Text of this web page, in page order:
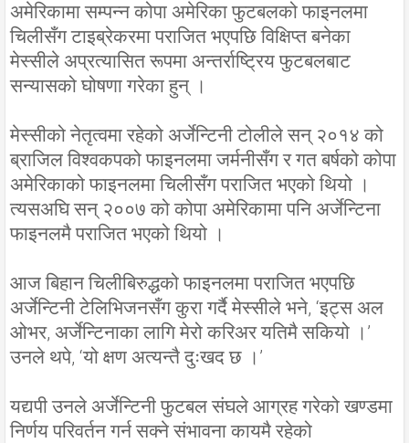
अमेरिकामा सम्पन्न कोपा अमेरिका फुटबलको फाइनलमा
चिलीसँग टाइब्रेकरमा पराजित भएपछि विक्षिप्त बनेका
मेस्सीले अप्रत्यासित रूपमा अन्तर्राष्ट्रिय फुटबलबाट
सन्यासको घोषणा गरेका हुन् ।
मेस्सीको नेतृत्वमा रहेको अर्जेन्टिनी टोलीले सन् २०१४ को
ब्राजिल विश्वकपको फाइनलमा जर्मनीसँग र गत बर्षको कोपा
अमेरिकाको फाइनलमा चिलीसँग पराजित भएको थियो ।
त्यसअघि सन् २००७ को कोपा अमेरिकामा पनि अर्जेन्टिना
फाइनलमै पराजित भएको थियो ।
आज बिहान चिलीबिरुद्धको फाइनलमा पराजित भएपछि
अर्जेन्टिनी टेलिभिजनसँग कुरा गर्दै मेस्सीले भने, ‘इट्स अल
ओभर, अर्जेन्टिनाका लागि मेरो करिअर यतिमै सकियो ।’
उनले थपे, ‘यो क्षण अत्यन्तै दुःखद छ ।’
यद्यपी उनले अर्जेन्टिनी फुटबल संघले आग्रह गरेको खण्डमा
निर्णय परिवर्तन गर्न सक्ने संभावना कायमै रहेको